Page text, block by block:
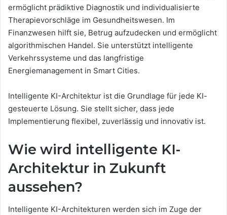
ermöglicht prädiktive Diagnostik und individualisierte
Therapievorschläge im Gesundheitswesen. Im
Finanzwesen hilft sie, Betrug aufzudecken und ermöglicht
algorithmischen Handel. Sie unterstützt intelligente
Verkehrssysteme und das langfristige
Energiemanagement in Smart Cities.
Intelligente KI-Architektur ist die Grundlage für jede KI-
gesteuerte Lösung. Sie stellt sicher, dass jede
Implementierung flexibel, zuverlässig und innovativ ist.
Wie wird intelligente KI-
Architektur in Zukunft
aussehen?
Intelligente KI-Architekturen werden sich im Zuge der